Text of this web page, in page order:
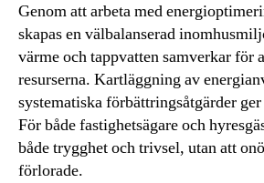
Genom att arbeta med
skapas en välbalanserad
värme och tappvatten samverkar för
resurserna. Kartläggning av
systematiska förbättringsåtgärder
För både fastighetsägare och
både trygghet och trivsel, utan att
förlorade.